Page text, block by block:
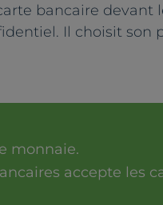
bancaire devant
Il choisit son
monnaie.
accepte les